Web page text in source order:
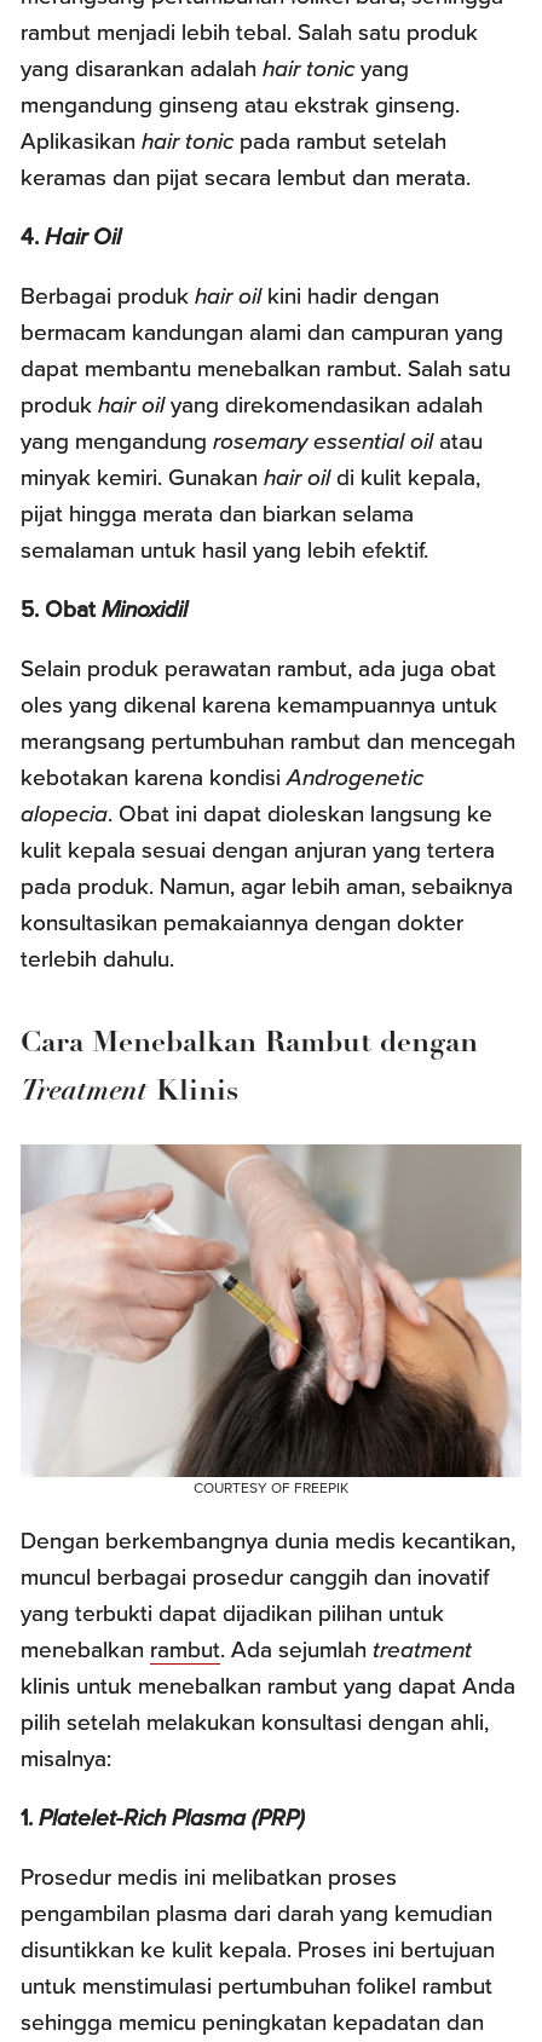
rambut menjadi lebih tebal. Salah satu produk
yang disarankan adalahhair tonicyang
mengandung ginseng atau ekstrak ginseng.
Aplikasikanhair tonicpada rambut setelah
keramas dan pijat secara lembut dan merata.
4.Hair Oil
Berbagai produkhair oilkini hadir dengan
bermacam kandungan alami dan campuran yang
dapat membantu menebalkan rambut. Salah satu
produkhair oilyang direkomendasikan adalah
yang mengandungrosemary essential oilatau
minyak kemiri. Gunakan hair oildi kulit kepala,
pijat hingga merata dan biarkan selama
semalaman untuk hasil yang lebih efektif.
5. ObatMinoxidil
Selain produk perawatan rambut, ada juga obat
oles yang dikenal karena kemampuannya untuk
merangsang pertumbuhan rambut dan mencegah
kebotakan karena kondisiAndrogenetic
alopecia. Obat ini dapat dioleskan langsung ke
kulit kepala sesuai dengan anjuran yang tertera
pada produk. Namun, agar lebih aman, sebaiknya
konsultasikan pemakaiannya dengan dokter
terlebih dahulu.
Cara Menebalkan Rambut dengan
Treatment Klinis
COURTESY OF FREEPIK
Dengan berkembangnya dunia medis kecantikan,
muncul berbagai prosedur canggih dan inovatif
yang terbukti dapat dijadikan pilihan untuk
menebalkan rambut. Ada sejumlah treatment
klinis untuk menebalkan rambut yang dapat Anda
pilih setelah melakukan konsultasi dengan ahli,
misalnya:
1. Platelet-Rich Plasma (PRP)
Prosedur medis ini melibatkan proses
pengambilan plasma dari darah yang kemudian
disuntikkan ke kulit kepala. Proses ini bertujuan
untuk menstimulasi pertumbuhan folikel rambut
sehingga memicu peningkatan kepadatan dan